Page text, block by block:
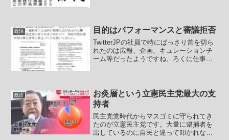
１４日、州議選が行われ、両州...
政治 目的はパフォーマンスと審議拒否
TwitterJPの社員で特にばっさり首を切ら
れたのは広報、企画、キュレーションチ
ーム等だったようですね。ろくに仕事を
メントにするキュ...
政治
お灸層という立憲民主党最大の支
持者
民主党党時代からマスゴミに守られてき
たのが立憲民主党です。大量に逮捕者を
出しているのに自民と違って叩かれない